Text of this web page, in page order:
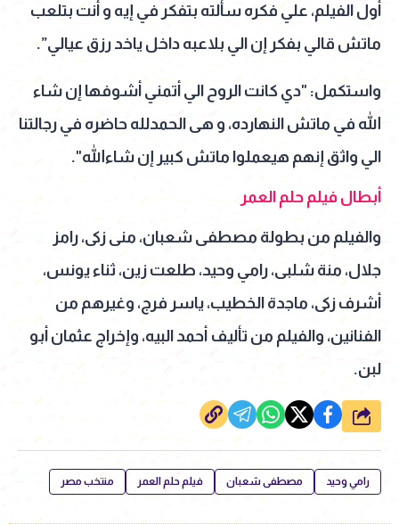
أول الفيلم، علي فكره سألته بتفكر في إيه و أنت بتلعب
ماتش قالي بفكر إن الي بلاعبه داخل ياخد رزق عيالي”.
واستكمل: "دي كانت الروح الي أتمني أشوفها إن شاء
الله في ماتش النهارده، و هى الحمدلله حاضره في رجالتنا
الي واثق إنهم هيعملوا ماتش كبير إن شاءالله".
أبطال فيلم حلم العمر
والفيلم من بطولة مصطفى شعبان، منى زكى، رامز
جلال، منة شلبى، رامي وحيد، طلعت زين، ثناء يونس،
أشرف زكى، ماجدة الخطيب، ياسر فرج، وغيرهم من
الفنانين، والفيلم من تأليف أحمد البيه، وإخراج عثمان أبو
لبن.
شارك
رامي وحيد مصطفى شعبان فيلم حلم العمر منتخب مصر